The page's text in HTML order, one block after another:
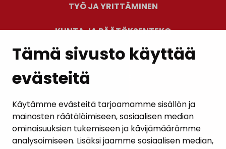
Tämä sivusto käyttää
evästeitä
Käytämme evästeitä tarjoamamme sisällön ja
mainosten räätälöimiseen, sosiaalisen median
ominaisuuksien tukemiseen ja kävijämäärämme
analysoimiseen. Lisäksi jaamme sosiaalisen median,
TYÖ JA YRITTÄMINEN
KUNTA JA PÄÄTÖKSENTEKO
AJANKOHTAISET
YHTEYSTIEDOT